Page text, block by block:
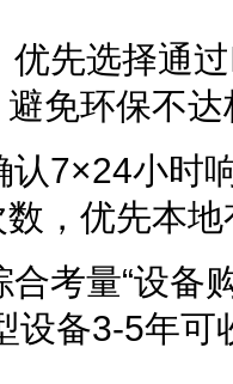
优先选择通
免环保不
认7×24小时
，优先本
合考量“设备
设备3-5年可